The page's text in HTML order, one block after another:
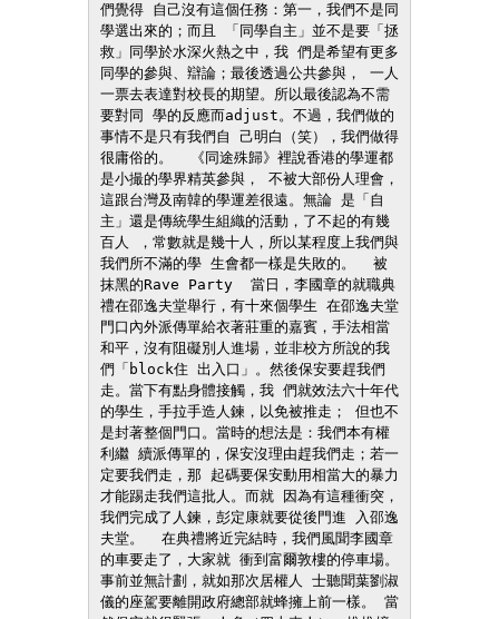
們覺得 自己沒有這個任務：第一，我們不是同
學選出來的；而且 「同學自主」並不是要「拯
救」同學於水深火熱之中，我 們是希望有更多
同學的參與、辯論；最後透過公共參與， 一人
一票去表達對校長的期望。所以最後認為不需
要對同 學的反應而adjust。不過，我們做的
事情不是只有我們自 己明白（笑），我們做得
很庸俗的。  《同途殊歸》裡說香港的學運都
是小撮的學界精英參與， 不被大部份人理會，
這跟台灣及南韓的學運差很遠。無論 是「自
主」還是傳統學生組織的活動，了不起的有幾
百人 ，常數就是幾十人，所以某程度上我們與
我們所不滿的學 生會都一樣是失敗的。  被
抹黑的Rave Party  當日，李國章的就職典
禮在邵逸夫堂舉行，有十來個學生 在邵逸夫堂
門口內外派傳單給衣著莊重的嘉賓，手法相當
和平，沒有阻礙別人進場，並非校方所說的我
們「block住 出入口」。然後保安要趕我們
走。當下有點身體接觸，我 們就效法六十年代
的學生，手拉手造人鍊，以免被推走； 但也不
是封著整個門口。當時的想法是：我們本有權
利繼 續派傳單的，保安沒理由趕我們走；若一
定要我們走，那 起碼要保安動用相當大的暴力
才能踢走我們這批人。而就 因為有這種衝突，
我們完成了人鍊，彭定康就要從後門進 入邵逸
夫堂。  在典禮將近完結時，我們風聞李國章
的車要走了，大家就 衝到富爾敦樓的停車場。
事前並無計劃，就如那次居權人 士聽聞葉劉淑
儀的座駕要離開政府總部就蜂擁上前一樣。 當